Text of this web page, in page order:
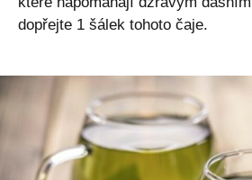
dopřejte 1 šálek tohoto čaje.